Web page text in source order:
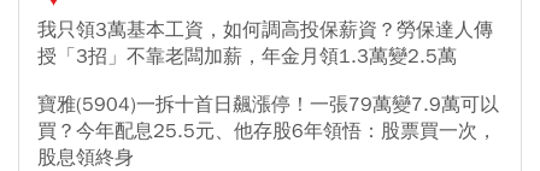
我只領3萬基本工資，如何調高投保薪資？勞保達人傳
授「3招」不靠老闆加薪，年金月領1.3萬變2.5萬
寶雅(5904)一拆十首日飆漲停！一張79萬變7.9萬可以
買？今年配息25.5元、他存股6年領悟：股票買一次，
股息領終身